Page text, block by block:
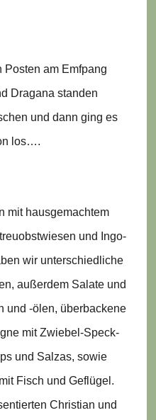
Posten am Emfpang
Dragana standen
und dann ging es
los….
mit hausgemachtem
und Ingo-
wir unterschiedliche
außerdem Salate und
und -ölen, überbackene
mit Zwiebel-Speck-
und Salzas, sowie
Fisch und Geflügel.
Christian und